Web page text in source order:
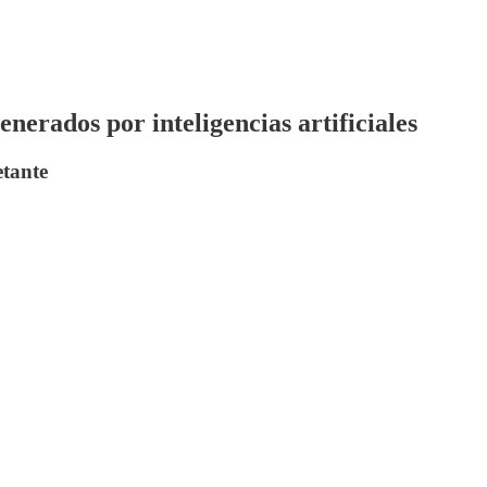
por inteligencias artificiales